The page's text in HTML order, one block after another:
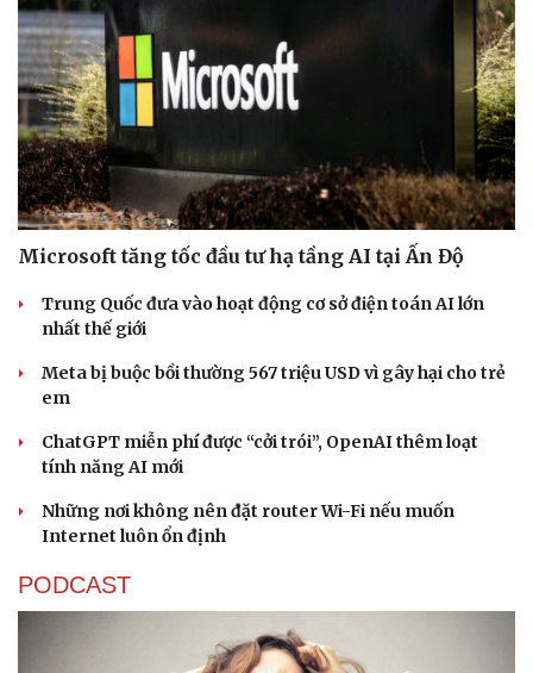
Thể thao
Lịch thi đấu bóng đá
Thế giới thể thao
Tư vấn
Microsoft tăng tốc đầu tư hạ tầng AI tại Ấn Độ
Trung Quốc đưa vào hoạt động cơ sở điện toán AI lớn
nhất thế giới
Meta bị buộc bồi thường 567 triệu USD vì gây hại cho trẻ
em
ChatGPT miễn phí được “cởi trói”, OpenAI thêm loạt
tính năng AI mới
Những nơi không nên đặt router Wi-Fi nếu muốn
Internet luôn ổn định
PODCAST